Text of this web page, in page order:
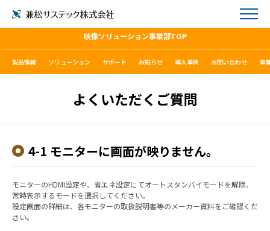
映像ソリューション事業部TOP
製品情報 ソリューション サポート お知らせ 導入事例 お問い合わせ 事
よくいただくご質問
4-1 モニターに画面が映りません。
モニターのHDMI設定や、省エネ設定にてオートスタンバイモードを解除、
常時表示するモードを選択してください。
設定画面の詳細は、各モニターの取扱説明書等のメーカー資料をご確認くだ
さい。